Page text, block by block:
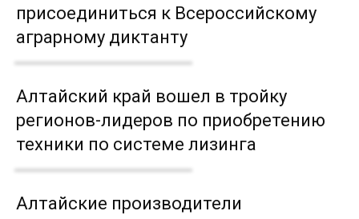
присоединиться к Всероссийскому
аграрному диктанту
Алтайский край вошел в тройку
регионов-лидеров по приобретению
техники по системе лизинга
Алтайские производители